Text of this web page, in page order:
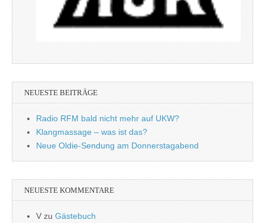
NEUESTE BEITRÄGE
Radio RFM bald nicht mehr auf UKW?
Klangmassage – was ist das?
Neue Oldie-Sendung am Donnerstagabend
NEUESTE KOMMENTARE
V zu Gästebuch